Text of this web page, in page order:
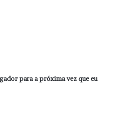
para a próxima vez que eu